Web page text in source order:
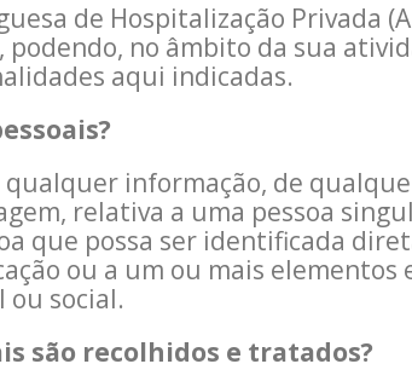
de Hospitalização Privada
podendo, no âmbito da sua
aqui indicadas.
qualquer informação, de
relativa a uma pessoa
que possa ser identificada
ou a um ou mais
ou social.
são recolhidos e tratados?